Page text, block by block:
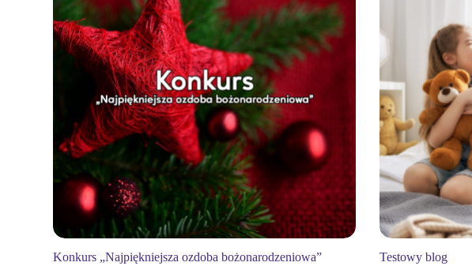
Konkurs „Najpiękniejsza ozdoba bożonarodzeniowa”
Testowy blog